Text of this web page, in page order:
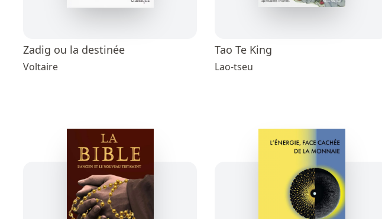
Zadig ou la destinée
Voltaire
Tao Te King
Lao-tseu